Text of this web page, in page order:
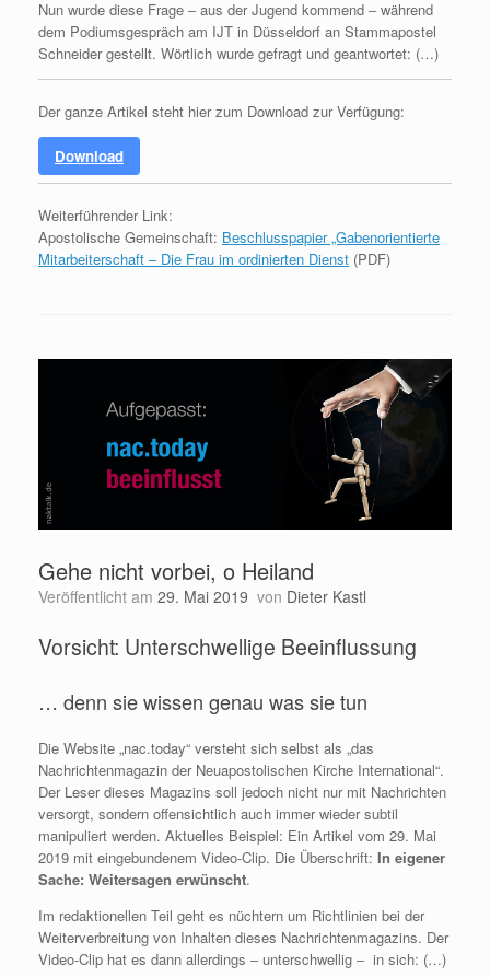
Nun wurde diese Frage ‒ aus der Jugend kommend ‒ während
dem Podiumsgespräch am IJT in Düsseldorf an Stammapostel
Schneider gestellt. Wörtlich wurde gefragt und geantwortet: (…)
Der ganze Artikel steht hier zum Download zur Verfügung:
Download
Weiterführender Link:
Apostolische Gemeinschaft: Beschlusspapier „Gabenorientierte
Mitarbeiterschaft – Die Frau im ordinierten Dienst (PDF)
Gehe nicht vorbei, o Heiland
Veröffentlicht am 29. Mai 2019 von Dieter Kastl
Vorsicht: Unterschwellige Beeinflussung
… denn sie wissen genau was sie tun
Die Website „nac.today“ versteht sich selbst als „das
Nachrichtenmagazin der Neuapostolischen Kirche International“.
Der Leser dieses Magazins soll jedoch nicht nur mit Nachrichten
versorgt, sondern offensichtlich auch immer wieder subtil
manipuliert werden. Aktuelles Beispiel: Ein Artikel vom 29. Mai
2019 mit eingebundenem Video-Clip. Die Überschrift: In eigener
Sache: Weitersagen erwünscht.
Im redaktionellen Teil geht es nüchtern um Richtlinien bei der
Weiterverbreitung von Inhalten dieses Nachrichtenmagazins. Der
Video-Clip hat es dann allerdings ‒ unterschwellig ‒ in sich: (…)